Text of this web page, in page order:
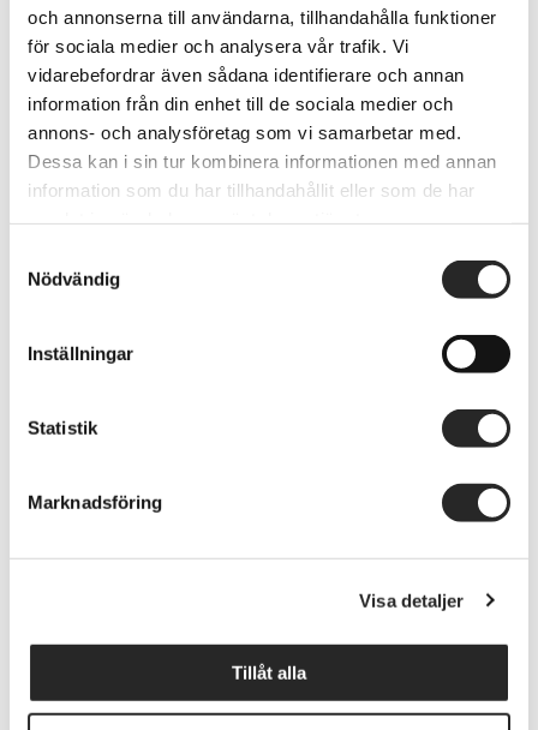
och annonserna till användarna, tillhandahålla funktioner
för sociala medier och analysera vår trafik. Vi
vidarebefordrar även sådana identifierare och annan
information från din enhet till de sociala medier och
annons- och analysföretag som vi samarbetar med.
Dessa kan i sin tur kombinera informationen med annan
information som du har tillhandahållit eller som de har
Nödvändig
Inställningar
Statistik
Marknadsföring
Visa detaljer
Tillåt alla
Stäng alla onödiga appar när du
laddar telefonen.
Aktivera flygplansläget för att minska
energiförbrukningen ytterligare,
vilket kan påskynda laddningen.
5. Batteriproblem
Om batteriet
tappar laddning mycket snabbt, blir
varmt under laddning, eller om telefonen
stänger av sig oförklarligt, kan det vara
kan det också vara en anledning till att
mobilen laddar långsamt. Batterier har